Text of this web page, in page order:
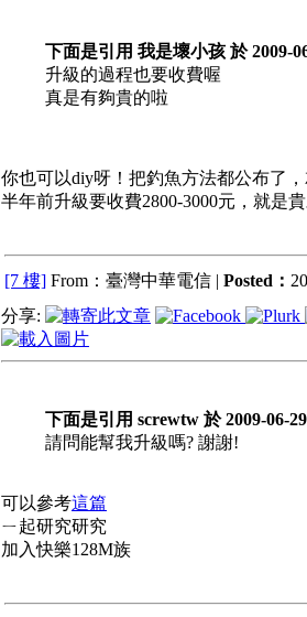
下面是引用 我是壞小孩 於 2009-
升級的過程也要收費喔
真是有夠貴的啦
你也可以diy呀！把釣魚方法都公布了
半年前升級要收費2800-3000元，就是
[7 樓] From：臺灣中華電信 | Posted：
分享:
下面是引用 screwtw 於 2009-06-
請問能幫我升級嗎? 謝謝!
可以參考這篇
ㄧ起研究研究
加入快樂128M族